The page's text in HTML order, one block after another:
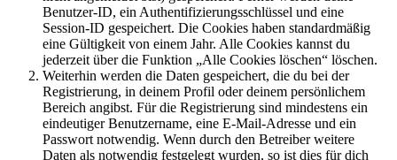
Benutzer-ID, ein Authentifizierungsschlüssel und eine
Session-ID gespeichert. Die Cookies haben standardmäßig
eine Gültigkeit von einem Jahr. Alle Cookies kannst du
jederzeit über die Funktion „Alle Cookies löschen“ löschen.
Weiterhin werden die Daten gespeichert, die du bei der
Registrierung, in deinem Profil oder deinem persönlichem
Bereich angibst. Für die Registrierung sind mindestens ein
eindeutiger Benutzername, eine E-Mail-Adresse und ein
Passwort notwendig. Wenn durch den Betreiber weitere
Daten als notwendig festgelegt wurden, so ist dies für dich